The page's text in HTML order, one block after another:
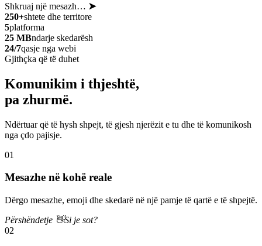
Shkruaj një mesazh… ➤
250+shtete dhe territore
5platforma
25 MBndarje skedarësh
24/7qasje nga webi
Gjithçka që të duhet
Komunikim i thjeshtë,
pa zhurmë.
Ndërtuar që të hysh shpejt, të gjesh njerëzit e tu dhe të komunikosh
nga çdo pajisje.
01
Mesazhe në kohë reale
Dërgo mesazhe, emoji dhe skedarë në një pamje të qartë e të shpejtë.
Përshëndetje 👋Si je sot?
02